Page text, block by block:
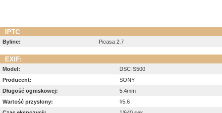
IPTC
Byline: Picasa 2.7
EXIF:
Model:
DSC-S500
Producent:
SONY
Długość ogniskowej:
5.4mm
Wartość przysłony:
f/5.6